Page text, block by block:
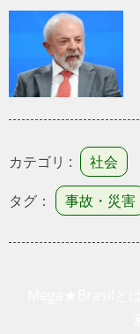
カテゴリ :
社会
タグ：
事故・災害